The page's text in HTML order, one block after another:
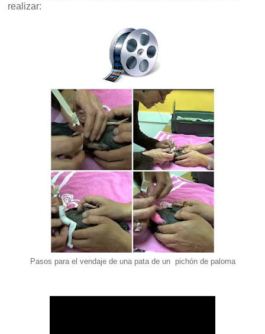
realizar:
Pasos para el vendaje de una pata de un pichón de paloma